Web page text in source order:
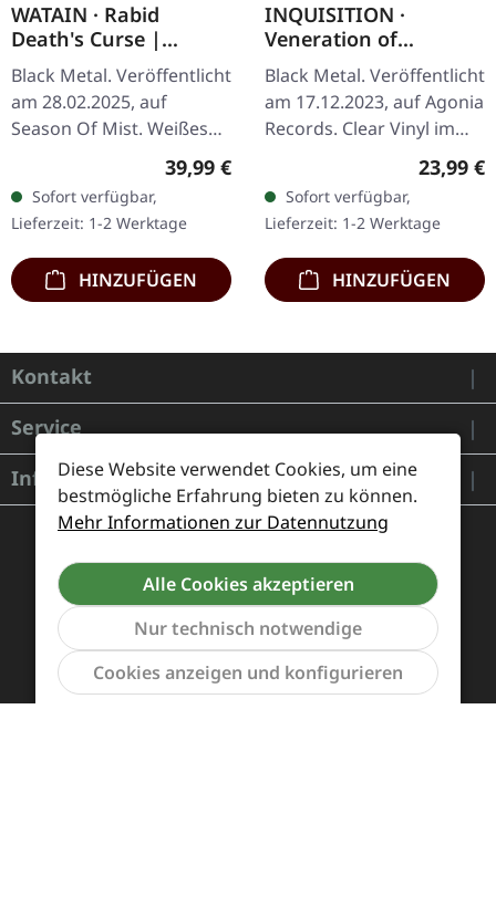
WATAIN · Rabid
Death's Curse |
WHITE/BLACK
SPLATTER 2LP
Black Metal. Veröffentlicht
am 28.02.2025, auf
Season Of Mist. Weißes
schwarzen Splattern im
Gatefold Cover. Limitiert
auf 100…
Regulärer Preis:
39,99 €
Sofort verfügbar,
Lieferzeit: 1-2 Werktage
HINZUFÜGEN
INQUISITION ·
Veneration of
Medieval Mysticism
and Cosmological
Violence | CLEAR LP
Black Metal. Veröffentlicht
am 17.12.2023, auf Agonia
Records. Clear Vinyl im
Gatefold-Cover mit Insert.
handnummerierte
Exemplare…
23,99 €
Sofort verfügbar,
Lieferzeit: 1-2 Werktage
HINZUFÜGEN
Kontakt
Service
Informationen
Diese Website verwendet Cookies, um eine
bestmögliche Erfahrung bieten zu können.
Mehr Informationen zur Datennutzung
Alle Cookies akzeptieren
Nur technisch notwendige
Cookies anzeigen und konfigurieren